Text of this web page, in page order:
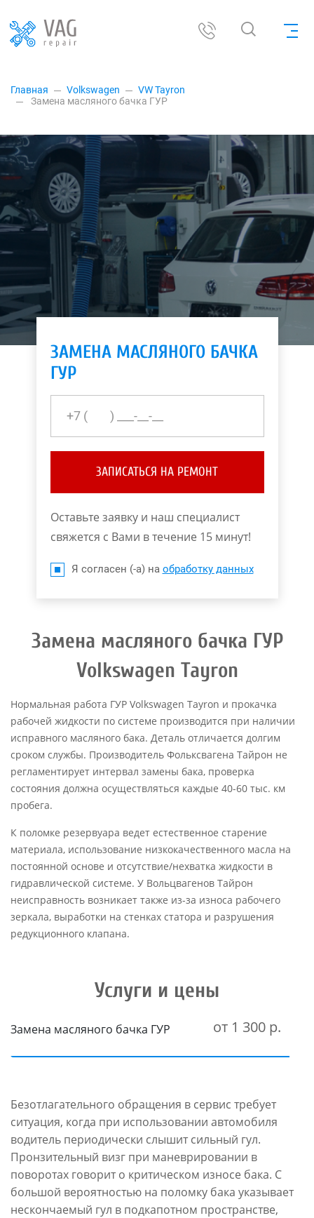
Главная Volkswagen
VW Tayron
Замена масляного бачка ГУР
ЗАМЕНА МАСЛЯНОГО БАЧКА
ГУР
ЗАПИСАТЬСЯ НА РЕМОНТ
Оставьте заявку и наш специалист
свяжется с Вами в течение 15 минут!
Я согласен (-а) на обработку данных
Замена масляного бачка ГУР
Volkswagen Tayron
Нормальная работа ГУР Volkswagen Tayron и прокачка
рабочей жидкости по системе производится при наличии
исправного масляного бака. Деталь отличается долгим
сроком службы. Производитель Фольксвагена Тайрон не
регламентирует интервал замены бака, проверка
состояния должна осуществляться каждые 40-60 тыс. км
пробега.
К поломке резервуара ведет естественное старение
материала, использование низкокачественного масла на
постоянной основе и отсутствие/нехватка жидкости в
гидравлической системе. У Вольцвагенов Тайрон
неисправность возникает также из-за износа рабочего
зеркала, выработки на стенках статора и разрушения
редукционного клапана.
Услуги и цены
Замена масляного бачка ГУР от 1 300 р.
Безотлагательного обращения в сервис требует
ситуация, когда при использовании автомобиля
водитель периодически слышит сильный гул.
Пронзительный визг при маневрировании в
поворотах говорит о критическом износе бака. С
большой вероятностью на поломку бака указывает
нескончаемый гул в подкапотном пространстве,